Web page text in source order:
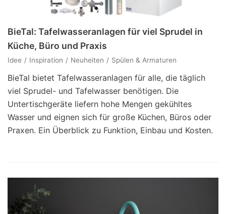
BieTal: Tafelwasseranlagen für viel Sprudel in
Küche, Büro und Praxis
Idee Inspiration Neuheiten Spülen & Armaturen
BieTal bietet Tafelwasseranlagen für alle, die täglich
viel Sprudel- und Tafelwasser benötigen. Die
Untertischgeräte liefern hohe Mengen gekühltes
Wasser und eignen sich für große Küchen, Büros oder
Praxen. Ein Überblick zu Funktion, Einbau und Kosten.